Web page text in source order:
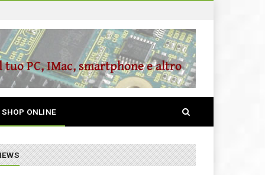
SHOP ONLINE
r
c
h